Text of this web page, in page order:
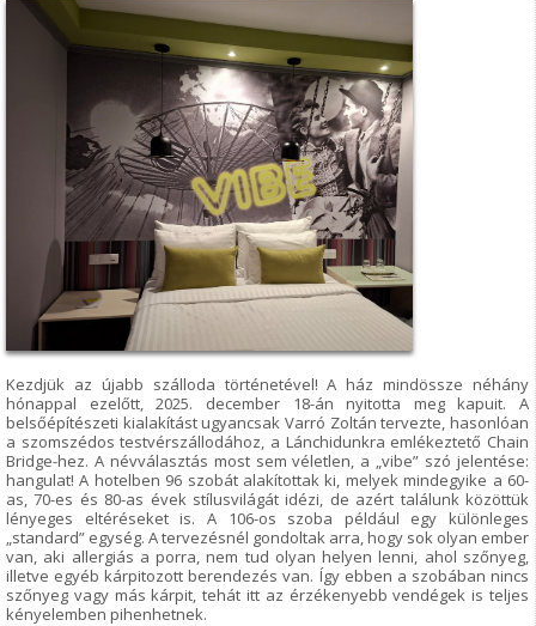
Kezdjük az újabb szálloda történetével! A ház mindössze néhány
hónappal ezelőtt, 2025. december 18-án nyitotta meg kapuit. A
belsőépítészeti kialakítást ugyancsak Varró Zoltán tervezte, hasonlóan
a szomszédos testvérszállodához, a Lánchidunkra emlékeztető Chain
Bridge-hez. A névválasztás most sem véletlen, a „vibe” szó jelentése:
hangulat! A hotelben 96 szobát alakítottak ki, melyek mindegyike a 60-
as, 70-es és 80-as évek stílusvilágát idézi, de azért találunk közöttük
lényeges eltéréseket is. A 106-os szoba például egy különleges
„standard” egység. A tervezésnél gondoltak arra, hogy sok olyan ember
van, aki allergiás a porra, nem tud olyan helyen lenni, ahol szőnyeg,
illetve egyéb kárpitozott berendezés van. Így ebben a szobában nincs
szőnyeg vagy más kárpit, tehát itt az érzékenyebb vendégek is teljes
kényelemben pihenhetnek.